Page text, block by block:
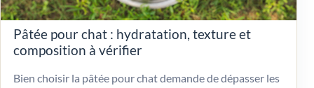
Pâtée pour chat : hydratation, texture et
composition à vérifier
Bien choisir la pâtée pour chat demande de dépasser les